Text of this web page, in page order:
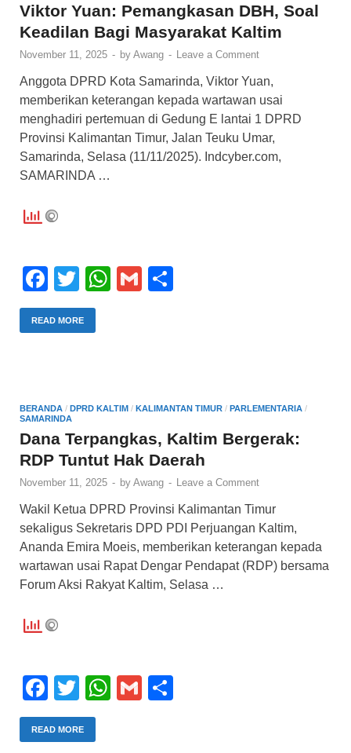
Viktor Yuan: Pemangkasan DBH, Soal
Keadilan Bagi Masyarakat Kaltim
November 11, 2025 - by Awang - Leave a Comment
Anggota DPRD Kota Samarinda, Viktor Yuan,
memberikan keterangan kepada wartawan usai
menghadiri pertemuan di Gedung E lantai 1 DPRD
Provinsi Kalimantan Timur, Jalan Teuku Umar,
Samarinda, Selasa (11/11/2025). Indcyber.com,
SAMARINDA …
F
a
c
o
o
k
T
wi
tt
W
p
p
G
READ MORE
BERANDA / DPRD KALTIM / KALIMANTAN TIMUR / PARLEMENTARIA /
SAMARINDA
Dana Terpangkas, Kaltim Bergerak:
RDP Tuntut Hak Daerah
November 11, 2025 - by Awang - Leave a Comment
Wakil Ketua DPRD Provinsi Kalimantan Timur
sekaligus Sekretaris DPD PDI Perjuangan Kaltim,
Ananda Emira Moeis, memberikan keterangan kepada
wartawan usai Rapat Dengar Pendapat (RDP) bersama
Forum Aksi Rakyat Kaltim, Selasa …
F
a
c
T
wi
tt
W G
READ MORE